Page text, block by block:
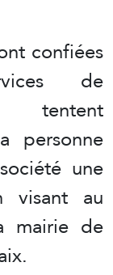
confiées
de
tentent
personne
une
visant au
mairie de